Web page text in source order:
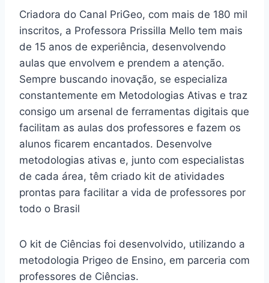
Criadora do Canal PriGeo, com mais de 180 mil
inscritos, a Professora Prissilla Mello tem mais
de 15 anos de experiência, desenvolvendo
aulas que envolvem e prendem a atenção.
Sempre buscando inovação, se especializa
constantemente em Metodologias Ativas e traz
consigo um arsenal de ferramentas digitais que
facilitam as aulas dos professores e fazem os
alunos ficarem encantados. Desenvolve
metodologias ativas e, junto com especialistas
de cada área, têm criado kit de atividades
prontas para facilitar a vida de professores por
todo o Brasil
O kit de Ciências foi desenvolvido, utilizando a
metodologia Prigeo de Ensino, em parceria com
professores de Ciências.